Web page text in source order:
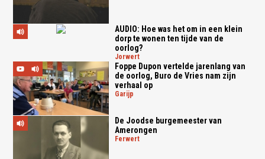
AUDIO: Hoe was het om in een klein
dorp te wonen ten tijde van de
oorlog?
jorwert
Foppe Dupon vertelde jarenlang van
de oorlog, Buro de Vries nam zijn
verhaal op
garijp
De Joodse burgemeester van
Amerongen
ferwert